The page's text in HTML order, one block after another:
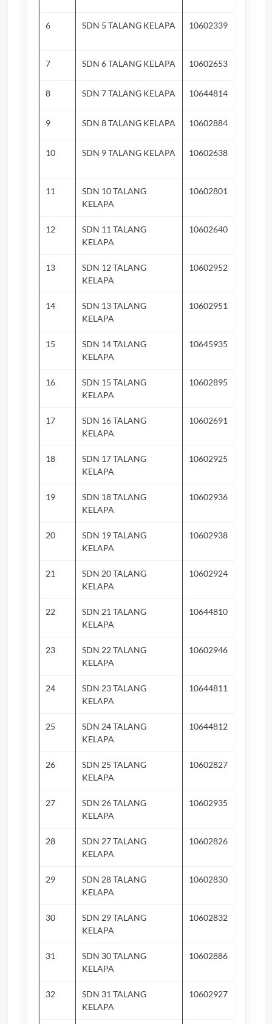
6 SDN 5 TALANG KELAPA 10602339
7 SDN 6 TALANG KELAPA 10602653
8 SDN 7 TALANG KELAPA 10644814
9 SDN 8 TALANG KELAPA 10602884
10 SDN 9 TALANG KELAPA 10602638
11
SDN 10 TALANG
KELAPA
10602801
12
SDN 11 TALANG
KELAPA
10602640
13
SDN 12 TALANG
KELAPA
10602952
14
SDN 13 TALANG
KELAPA
10602951
15
SDN 14 TALANG
KELAPA
10645935
16
SDN 15 TALANG
KELAPA
10602895
17
SDN 16 TALANG
KELAPA
10602691
18
SDN 17 TALANG
KELAPA
10602925
19
SDN 18 TALANG
KELAPA
10602936
20
SDN 19 TALANG
KELAPA
10602938
21
SDN 20 TALANG
KELAPA
10602924
22
SDN 21 TALANG
KELAPA
10644810
23
SDN 22 TALANG
KELAPA
10602946
24
SDN 23 TALANG
KELAPA
10644811
25
SDN 24 TALANG
KELAPA
10644812
26
SDN 25 TALANG
KELAPA
10602827
27
SDN 26 TALANG
KELAPA
10602935
28
SDN 27 TALANG
KELAPA
10602826
29
SDN 28 TALANG
KELAPA
10602830
30
SDN 29 TALANG
KELAPA
10602832
31
SDN 30 TALANG
KELAPA
10602886
32
SDN 31 TALANG
KELAPA
10602927